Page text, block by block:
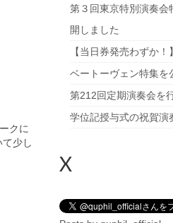
クに
少し
第３回東京特別演奏会
開しました
【当日券発売わずか！】
ベートーヴェン特集を
第212回定期演奏会を
学位記授与式の祝賀演
X